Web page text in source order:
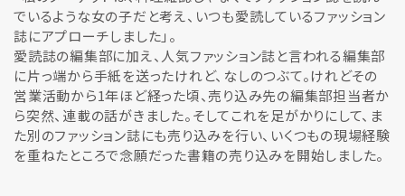
でいるような女の子だと考え、いつも愛読しているファッション
誌にアプローチしました」。
愛読誌の編集部に加え、人気ファッション誌と言われる編集部
に片っ端から手紙を送ったけれど、なしのつぶて。けれどその
営業活動から1年ほど経った頃、売り込み先の編集部担当者か
ら突然、連載の話がきました。そしてこれを足がかりにして、ま
た別のファッション誌にも売り込みを行い、いくつもの現場経験
を重ねたところで念願だった書籍の売り込みを開始しました。